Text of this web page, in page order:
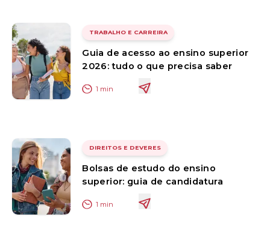
TRABALHO E CARREIRA
Guia de acesso ao ensino superior
2026: tudo o que precisa saber
1 min
DIREITOS E DEVERES
Bolsas de estudo do ensino
superior: guia de candidatura
1 min